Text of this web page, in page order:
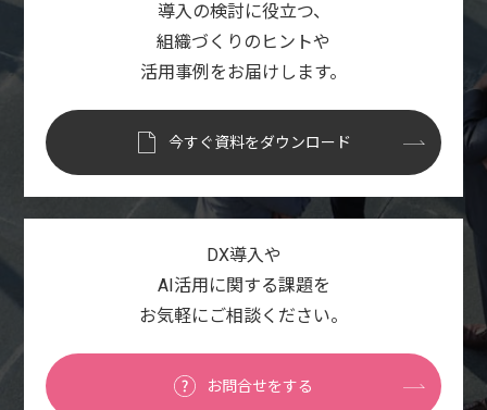
導入の検討に役立つ、
組織づくりのヒントや
活用事例をお届けします。
今すぐ資料をダウンロード
DX導入や
AI活用に関する課題を
お気軽にご相談ください。
お問合せをする